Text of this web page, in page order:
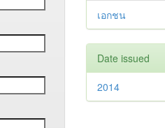
เอกชน
Date issued
2014